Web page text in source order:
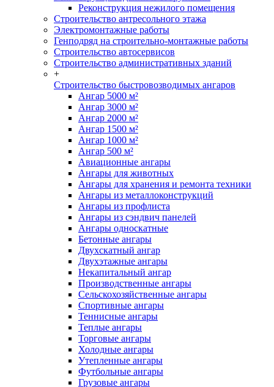
Реконструкция нежилого помещения
Строительство антресольного этажа
Электромонтажные работы
Генподряд на строительно-монтажные работы
Строительство автосервисов
Строительство административных зданий
+
Строительство быстровозводимых ангаров
Ангар 5000 м²
Ангар 3000 м²
Ангар 2000 м²
Ангар 1500 м²
Ангар 1000 м²
Ангар 500 м²
Авиационные ангары
Ангары для животных
Ангары для хранения и ремонта техники
Ангары из металлоконструкций
Ангары из профлиста
Ангары из сэндвич панелей
Ангары односкатные
Бетонные ангары
Двухскатный ангар
Двухэтажные ангары
Некапитальный ангар
Производственные ангары
Сельскохозяйственные ангары
Спортивные ангары
Теннисные ангары
Теплые ангары
Торговые ангары
Холодные ангары
Утепленные ангары
Футбольные ангары
Грузовые ангары